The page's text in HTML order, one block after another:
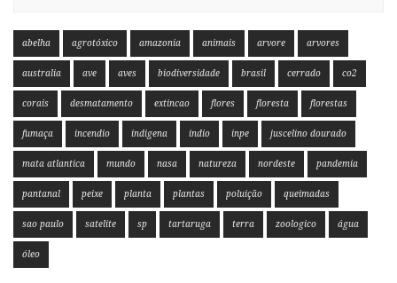
abelha agrotóxico amazonia animais arvore arvores
australia ave aves biodiversidade brasil cerrado co2
corais desmatamento extincao flores floresta florestas
fumaça incendio indigena indio inpe juscelino dourado
mata atlantica mundo nasa natureza nordeste pandemia
pantanal peixe planta plantas poluição queimadas
sao paulo satelite sp tartaruga terra zoologico água
óleo